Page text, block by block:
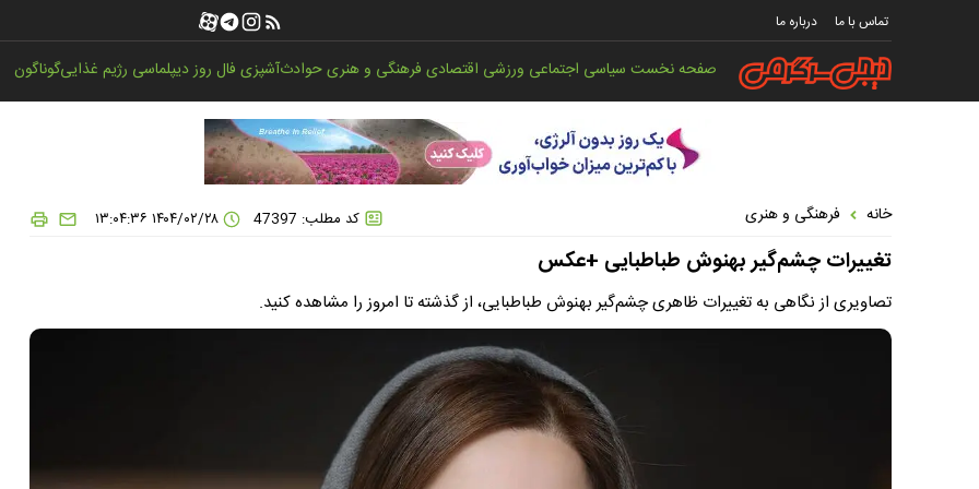
تماس با ما درباره ما
صفحه نخستسیاسی اجتماعی ورزشی اقتصادیفرهنگی و هنریحوادثآشپزیفال روزدیپلماسی رژیم غذاییگوناگون
خانه فرهنگی و هنری کد مطلب: 47397 ۱۴۰۴/۰۲/۲۸ ۱۳:۰۴:۳۶
تغییرات چشم‌‌گیر بهنوش طباطبایی +عکس
تصاویری از نگاهی به تغییرات ظاهری چشم‌گیر بهنوش طباطبایی، از گذشته تا امروز را مشاهده کنید.